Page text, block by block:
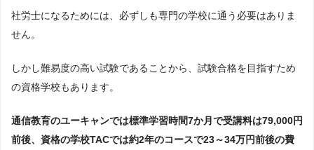
社労士になるためには、必ずしも専門の学校に通う必要はありま
せん。
しかし難易度の高い試験であることから、試験合格を目指すため
の資格学校もあります。
通信教育のユーキャンでは標準学習時間7か月で受講料は79,000円
前後、資格の学校TACでは約2年のコースで23～34万円前後の費